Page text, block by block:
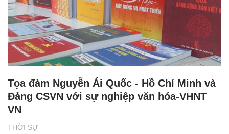
THỜI SỰ
Tọa đàm Nguyễn Ái Quốc - Hồ Chí Minh và
Đảng CSVN với sự nghiệp văn hóa-VHNT
VN